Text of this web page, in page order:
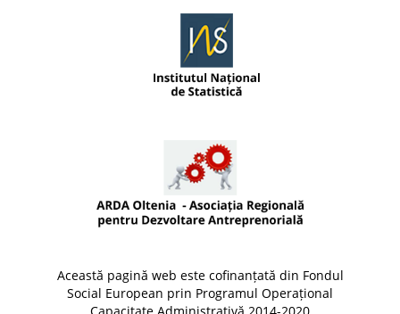
Această pagină web este cofinanțată din Fondul
Social European prin Programul Operațional